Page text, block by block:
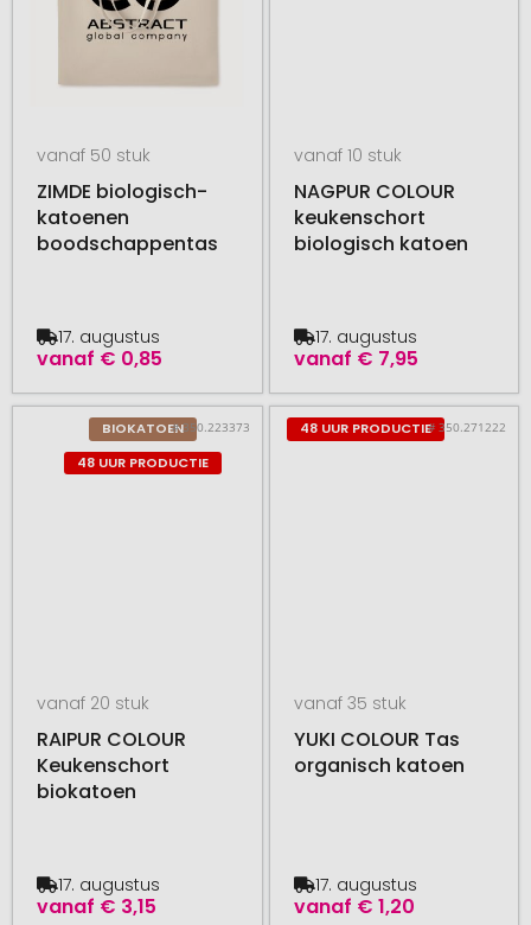
vanaf 50 stuk
ZIMDE biologisch-
katoenen
boodschappentas
vanaf € 0,85
17. augustus
vanaf 10 stuk
NAGPUR COLOUR
keukenschort
biologisch katoen
vanaf € 7,95
17. augustus
BIOKATOEN
48 UUR PRODUCTIE
# 350.223373
vanaf 20 stuk
RAIPUR COLOUR
Keukenschort
biokatoen
vanaf € 3,15
17. augustus
48 UUR PRODUCTIE# 350.271222
vanaf 35 stuk
YUKI COLOUR Tas
organisch katoen
vanaf € 1,20
17. augustus